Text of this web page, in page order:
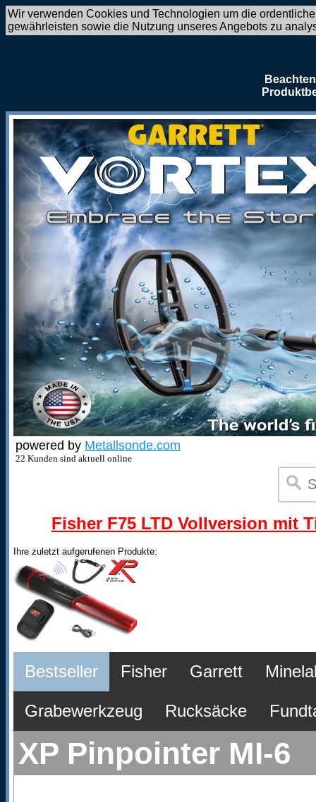
Wir verwenden Cookies und Technologien um die
gewährleisten sowie die Nutzung unseres Angebots zu
powered by Metallsonde.com
22 Kunden sind aktuell online
Fisher F75 LTD Vollversion mit
Ihre zuletzt aufgerufenen Produkte:
Bestseller Fisher Garrett
Grabewerkzeug Rucksäcke
XP Pinpointer MI-6